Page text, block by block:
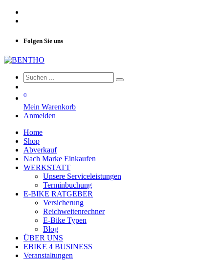
Folgen Sie uns
0
Mein Warenkorb
Anmelden
Home
Shop
Abverkauf
Nach Marke Einkaufen
WERKSTATT
Unsere Serviceleistungen
Terminbuchung
E-BIKE RATGEBER
Versicherung
Reichweitenrechner
E-Bike Typen
Blog
ÜBER UNS
EBIKE 4 BUSINESS
Veranstaltungen